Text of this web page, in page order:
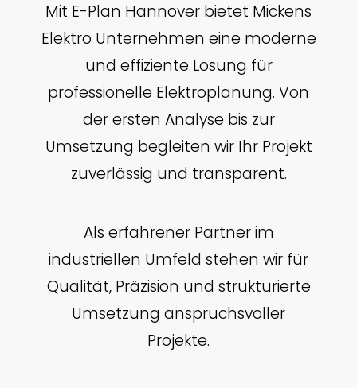
Mit E-Plan Hannover bietet Mickens
Elektro Unternehmen eine moderne
und effiziente Lösung für
professionelle Elektroplanung. Von
der ersten Analyse bis zur
Umsetzung begleiten wir Ihr Projekt
zuverlässig und transparent.
Als erfahrener Partner im
industriellen Umfeld stehen wir für
Qualität, Präzision und strukturierte
Umsetzung anspruchsvoller
Projekte.